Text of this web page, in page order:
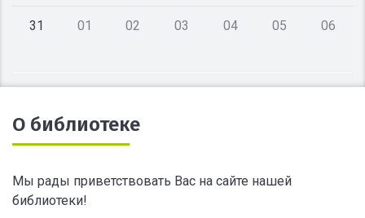
31 01 02 03 04 05 06
О библиотеке
Мы рады приветствовать Вас на сайте нашей
библиотеки!